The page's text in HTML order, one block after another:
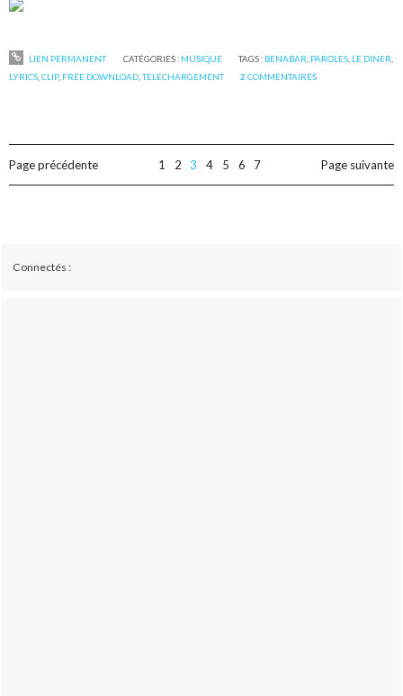
LIEN PERMANENT CATÉGORIES : MUSIQUE TAGS : BENABAR PAROLES, LE DINER
LYRICS ,CLIP, FREE DOWNLOAD ,TELECHARGEMENT 2 COMMENTAIRES
Page précédente 1 2 3 4 5 6 7 Page suivante
Connectés :